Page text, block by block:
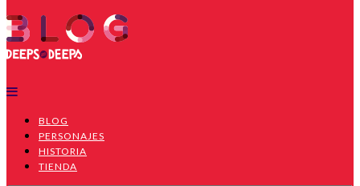
BLOG
PERSONAJES
HISTORIA
TIENDA